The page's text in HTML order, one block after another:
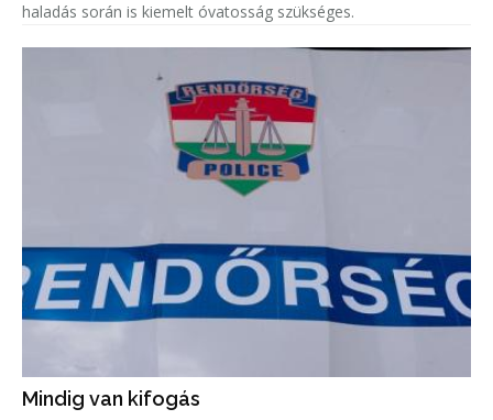
haladás során is kiemelt óvatosság szükséges.
Mindig van kifogás